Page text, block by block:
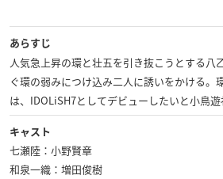
あらすじ
人気急上昇の環と壮五を引き抜こうとする八
ぐ環の弱みにつけ込み二人に誘いをかける。
は、IDOLiSH7としてデビューしたいと小鳥遊
キャスト
七瀬陸：小野賢章
和泉一織：増田俊樹